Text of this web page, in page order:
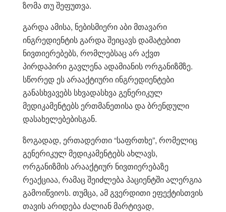
ზომა თუ შეფუთვა.
გარდა ამისა, ნებისმიერი აბი მთავარი
ინგრედიენტის გარდა შეიცავს დამატებით
ნივთიერებებს, რომლებსაც არ აქვთ
პირდაპირი გავლენა ადამიანის ორგანიზმზე.
სწორედ ეს არააქტიური ინგრედიენტები
განასხვავებს სხვადასხვა გენერიკულ
მედიკამენტებს ერთმანეთისა და ბრენდული
დასახელებებისგან.
ზოგადად, ერთადერთი “საფრთხე”, რომელიც
გენერიკულ მედიკამენტებს ახლავს,
ორგანიზმის არააქტიურ ნივთიერებაზე
რეაქციაა, რამაც შეიძლება პაციენტში ალერგია
გამოიწვიოს. თუმცა, ამ გვერდითი ეფექტისთვის
თავის არიდება ძალიან მარტივად,